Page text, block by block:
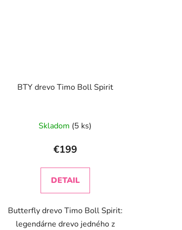
BTY drevo Timo Boll Spirit
Skladom (5 ks)
€199
DETAIL
Butterfly drevo Timo Boll Spirit:
legendárne drevo jedného z